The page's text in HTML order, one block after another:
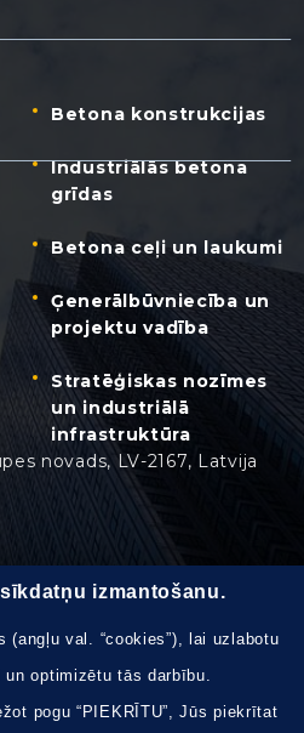
Betona konstrukcijas
Industriālās betona
grīdas
Betona ceļi un laukumi
Ģenerālbūvniecība un
projektu vadība
Stratēģiskas nozīmes
un industriālā
infrastruktūra
novads, LV-2167, Latvija
8:30 – 17:30
slēgts
izmantošanu.
val. “cookies”), lai uzlabotu
un optimizētu tās darbību.
pogu “PIEKRĪTU”, Jūs piekrītat